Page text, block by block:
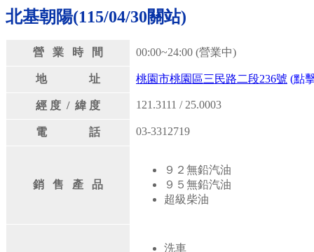
北基朝陽(115/04/30關站)
營 業 時 間 00:00~24:00 (營業中)
地 址 桃園市桃園區三民路二段236號 (點
經 度 / 緯 度 121.3111 / 25.0003
電 話 03-3312719
銷 售 產 品
９２無鉛汽油
９５無鉛汽油
超級柴油
洗車